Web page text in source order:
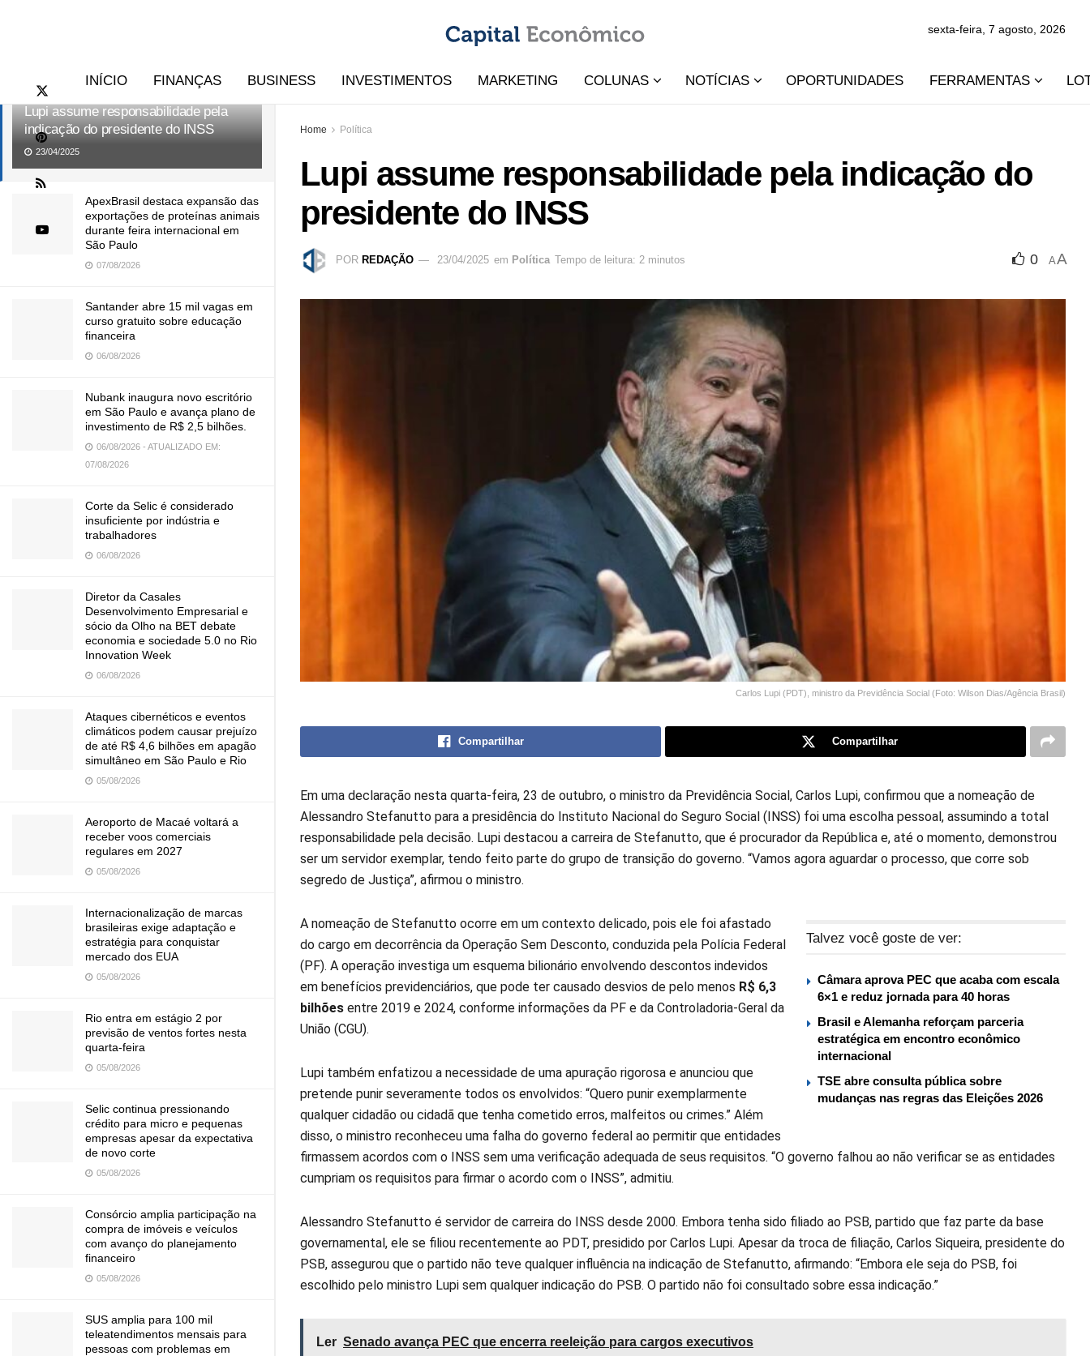
Lupi assume responsabilidade pela
indicação do presidente do INSS
23/04/2025
ApexBrasil destaca expansão das
exportações de proteínas animais
durante feira internacional em
São Paulo
07/08/2026
Santander abre 15 mil vagas em
curso gratuito sobre educação
financeira
06/08/2026
Nubank inaugura novo escritório
em São Paulo e avança plano de
investimento de R$ 2,5 bilhões.
06/08/2026 - ATUALIZADO EM:
07/08/2026
Corte da Selic é considerado
insuficiente por indústria e
trabalhadores
06/08/2026
Diretor da Casales
Desenvolvimento Empresarial e
sócio da Olho na BET debate
economia e sociedade 5.0 no Rio
Innovation Week
06/08/2026
Ataques cibernéticos e eventos
climáticos podem causar prejuízo
de até R$ 4,6 bilhões em apagão
simultâneo em São Paulo e Rio
05/08/2026
Aeroporto de Macaé voltará a
receber voos comerciais
regulares em 2027
05/08/2026
Internacionalização de marcas
brasileiras exige adaptação e
estratégia para conquistar
mercado dos EUA
05/08/2026
Rio entra em estágio 2 por
previsão de ventos fortes nesta
quarta-feira
05/08/2026
Selic continua pressionando
crédito para micro e pequenas
empresas apesar da expectativa
de novo corte
05/08/2026
Consórcio amplia participação na
compra de imóveis e veículos
com avanço do planejamento
financeiro
05/08/2026
SUS amplia para 100 mil
teleatendimentos mensais para
pessoas com problemas em
sexta-feira, 7 agosto, 2026
INÍCIO FINANÇAS BUSINESS INVESTIMENTOS MARKETING COLUNAS NOTÍCIAS OPORTUNIDADES FERRAMENTAS
Home Política
Lupi assume responsabilidade pela indicação do
presidente do INSS
POR REDAÇÃO 23/04/2025 em Política Tempo de leitura: 2 minutos 0 AA
Carlos Lupi (PDT), ministro da Previdência Social (Foto: Wilson Dias/Agência Brasil)
Compartilhar Compartilhar
Em uma declaração nesta quarta-feira, 23 de outubro, o ministro da Previdência Social, Carlos Lupi, confirmou que a nomeação de
Alessandro Stefanutto para a presidência do Instituto Nacional do Seguro Social (INSS) foi uma escolha pessoal, assumindo a total
responsabilidade pela decisão. Lupi destacou a carreira de Stefanutto, que é procurador da República e, até o momento, demonstrou
ser um servidor exemplar, tendo feito parte do grupo de transição do governo. “Vamos agora aguardar o processo, que corre sob
segredo de Justiça”, afirmou o ministro.
Talvez você goste de ver:
Câmara aprova PEC que acaba com escala
6×1 e reduz jornada para 40 horas
Brasil e Alemanha reforçam parceria
estratégica em encontro econômico
internacional
TSE abre consulta pública sobre
mudanças nas regras das Eleições 2026
A nomeação de Stefanutto ocorre em um contexto delicado, pois ele foi afastado
do cargo em decorrência da Operação Sem Desconto, conduzida pela Polícia Federal
(PF). A operação investiga um esquema bilionário envolvendo descontos indevidos
em benefícios previdenciários, que pode ter causado desvios de pelo menos R$ 6,3
bilhões entre 2019 e 2024, conforme informações da PF e da Controladoria-Geral da
União (CGU).
Lupi também enfatizou a necessidade de uma apuração rigorosa e anunciou que
pretende punir severamente todos os envolvidos: “Quero punir exemplarmente
qualquer cidadão ou cidadã que tenha cometido erros, malfeitos ou crimes.” Além
disso, o ministro reconheceu uma falha do governo federal ao permitir que entidades
firmassem acordos com o INSS sem uma verificação adequada de seus requisitos. “O governo falhou ao não verificar se as entidades
cumpriam os requisitos para firmar o acordo com o INSS”, admitiu.
Alessandro Stefanutto é servidor de carreira do INSS desde 2000. Embora tenha sido filiado ao PSB, partido que faz parte da base
governamental, ele se filiou recentemente ao PDT, presidido por Carlos Lupi. Apesar da troca de filiação, Carlos Siqueira, presidente do
PSB, assegurou que o partido não teve qualquer influência na indicação de Stefanutto, afirmando: “Embora ele seja do PSB, foi
escolhido pelo ministro Lupi sem qualquer indicação do PSB. O partido não foi consultado sobre essa indicação.”
Ler Senado avança PEC que encerra reeleição para cargos executivos